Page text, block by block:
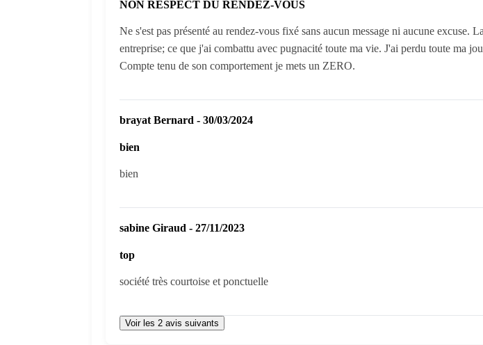
NON RESPECT DU RENDEZ-VOUS
Ne s'est pas présenté au rendez-vous fixé sans aucun message ni aucune
entreprise; ce que j'ai combattu avec pugnacité toute ma vie. J'ai perdu toute ma
Compte tenu de son comportement je mets un ZERO.
brayat Bernard - 30/03/2024
bien
bien
sabine Giraud - 27/11/2023
top
société très courtoise et ponctuelle
Voir les 2 avis suivants